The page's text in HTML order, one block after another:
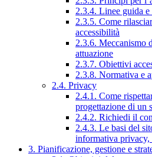
2.3.4. Linee guida
2.3.5. Come
accessibilità
2.3.6. Meccanismo
attuazione
2.3.7. Obiettivi
2.3.8. Normativa e
2.4. Privacy
2.4.1. Come
progettazione di un
2.4.2. Richiedi il
2.4.3. Le basi del
informativa
3. Pianificazione, gestione e